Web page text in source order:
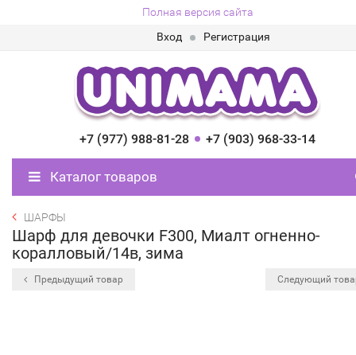
Полная версия сайта
Вход
Регистрация
+7 (977) 988-81-28 +7 (903) 968-33-14
Каталог товаров
ШАРФЫ
Шарф для девочки F300, Миалт огненно-
коралловый/14в, зима
Предыдущий товар Следующий